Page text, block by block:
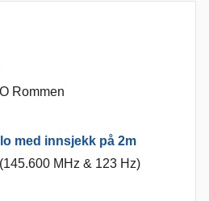
Rommen
med innsjekk på 2m
MHz & 123 Hz)